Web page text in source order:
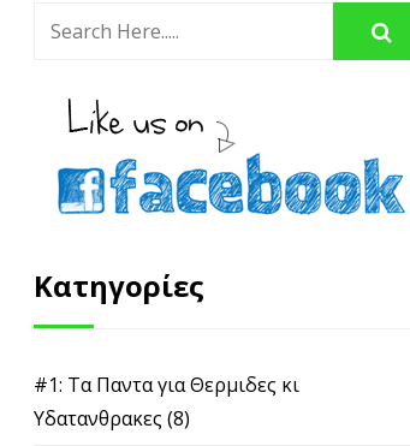
Κατηγορίες
#1: Τα Παντα για Θερμιδες κι
Υδατανθρακες (8)